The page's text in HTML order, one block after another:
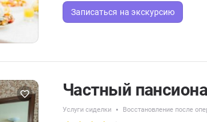
Записаться на экскурсию
Частный
Услуги сиделки Восстановление после